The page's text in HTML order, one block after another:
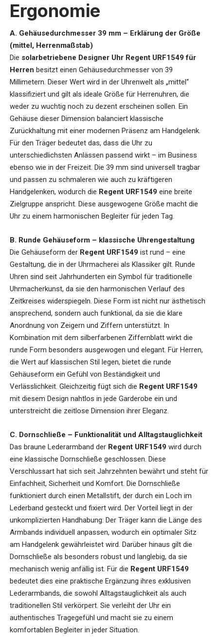
Ergonomie
A. Gehäusedurchmesser 39 mm – Erklärung der Größe
(mittel, Herrenmaßstab)
Die solarbetriebene Designer Uhr Regent URF1549 für
Herren besitzt einen Gehäusedurchmesser von 39
Millimetern. Dieser Wert wird in der Uhrenwelt als „mittel“
klassifiziert und gilt als ideale Größe für Herrenuhren, die
weder zu wuchtig noch zu dezent erscheinen sollen. Ein
Gehäuse dieser Dimension balanciert klassische
Zurückhaltung mit einer modernen Präsenz am Handgelenk.
Für den Träger bedeutet das, dass die Uhr zu
unterschiedlichsten Anlässen passend wirkt – im Business
ebenso wie in der Freizeit. Die 39 mm sind universell tragbar
und passen zu schmaleren wie auch zu kräftigeren
Handgelenken, wodurch die Regent URF1549 eine breite
Zielgruppe anspricht. Diese ausgewogene Größe macht die
Uhr zu einem harmonischen Begleiter für jeden Tag.
B. Runde Gehäuseform – klassische Uhrengestaltung
Die Gehäuseform der Regent URF1549 ist rund – eine
Gestaltung, die in der Uhrmacherei als Klassiker gilt. Runde
Uhren sind seit Jahrhunderten ein Symbol für traditionelle
Uhrmacherkunst, da sie den harmonischen Verlauf des
Zeitkreises widerspiegeln. Diese Form ist nicht nur ästhetisch
ansprechend, sondern auch funktional, da sie die klare
Anordnung von Zeigern und Ziffern unterstützt. In
Kombination mit dem silberfarbenen Ziffernblatt wirkt die
runde Form besonders ausgewogen und elegant. Für Herren,
die Wert auf klassischen Stil legen, bietet die runde
Gehäuseform ein Gefühl von Beständigkeit und
Verlässlichkeit. Gleichzeitig fügt sich die Regent URF1549
mit diesem Design nahtlos in jede Garderobe ein und
unterstreicht die zeitlose Dimension ihrer Eleganz.
C. Dornschließe – Funktionalität und Alltagstauglichkeit
Das braune Lederarmband der Regent URF1549 wird durch
eine klassische Dornschließe geschlossen. Diese
Verschlussart hat sich seit Jahrzehnten bewährt und steht für
Einfachheit, Sicherheit und Komfort. Die Dornschließe
funktioniert durch einen Metallstift, der durch ein Loch im
Lederband gesteckt und fixiert wird. Der Vorteil liegt in der
unkomplizierten Handhabung: Der Träger kann die Länge des
Armbands individuell anpassen, wodurch ein optimaler Sitz
am Handgelenk gewährleistet wird. Darüber hinaus gilt die
Dornschließe als besonders robust und langlebig, da sie
mechanisch wenig anfällig ist. Für die Regent URF1549
bedeutet dies eine praktische Ergänzung ihres exklusiven
Lederarmbands, die sowohl Alltagstauglichkeit als auch
traditionellen Stil verkörpert. Sie verleiht der Uhr ein
authentisches Tragegefühl und macht sie zu einem
komfortablen Begleiter in jeder Situation.